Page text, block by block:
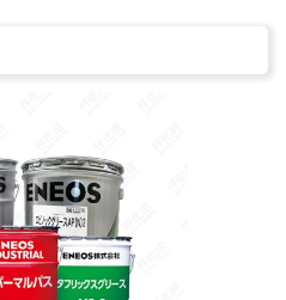
249063 LUBE润滑脂